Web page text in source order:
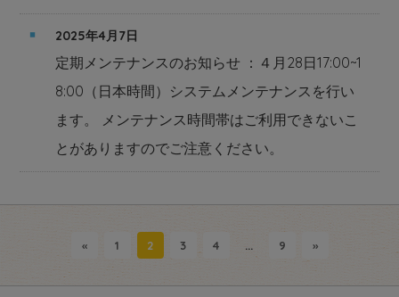
2025年4月7日
定期メンテナンスのお知らせ ：４月28日17:00~1
8:00（日本時間）システムメンテナンスを行い
ます。 メンテナンス時間帯はご利用できないこ
とがありますのでご注意ください。
« 1 2 3 4 ... 9 »